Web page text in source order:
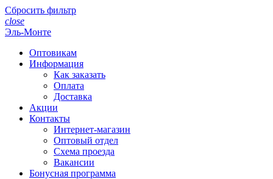
Сбросить фильтр
close
Эль-Монте
Оптовикам
Информация
Как заказать
Оплата
Доставка
Акции
Контакты
Интернет-магазин
Оптовый отдел
Схема проезда
Вакансии
Бонусная программа